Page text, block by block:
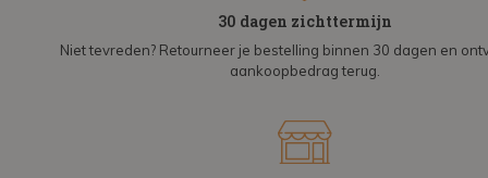
30 dagen zichttermijn
Niet tevreden? Retourneer je bestelling binnen 30 dagen en
aankoopbedrag terug.